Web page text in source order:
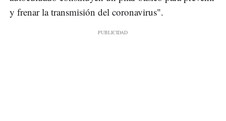
y frenar la transmisión del coronavirus".